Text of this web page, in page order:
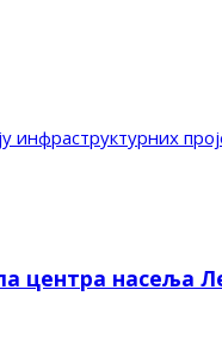
инфраструктурних
центра насеља